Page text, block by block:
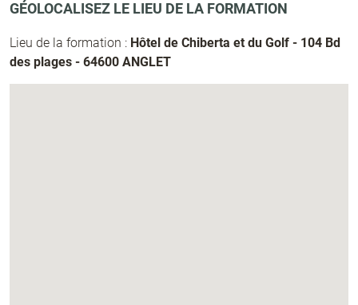
GÉOLOCALISEZ LE LIEU DE LA FORMATION
Lieu de la formation : Hôtel de Chiberta et du Golf - 104 Bd
des plages - 64600 ANGLET